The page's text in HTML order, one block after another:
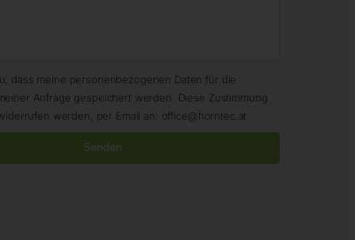
dass meine personenbezogenen Daten für die
Anfrage gespeichert werden. Diese Zustimmung
werden, per Email an: office@horntec.at
Senden